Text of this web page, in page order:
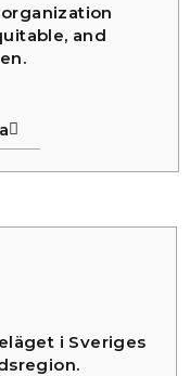
and
i Sveriges